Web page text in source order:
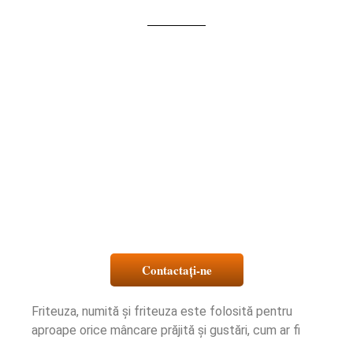
Contactaţi-ne
Friteuza, numită și friteuza este folosită pentru
aproape orice mâncare prăjită și gustări, cum ar fi